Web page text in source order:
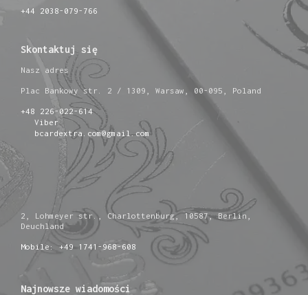
+44 2038-079-766
Skontaktuj się
Nasz adres
Plac Bankowy str. 2 / 1309, Warsaw, 00-095, Poland
+48 226-022-614
Viber
bcardextra.com@gmail.com
2, Lohmeyer str., Charlottenburg, 10587, Berlin,
Deuchland
Mobile: +49 1741-968-608
Najnowsze wiadomości